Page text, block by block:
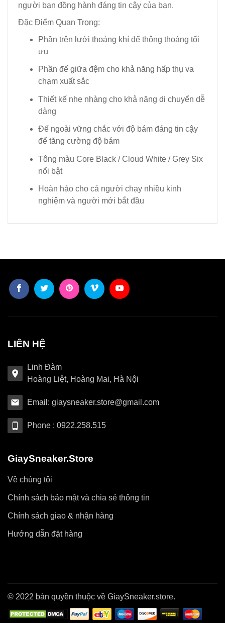
người bạn đồng hành đáng tin cậy của bạn.
Đặc Điểm Quan Trọng:
Phần trên lưới thoáng khí để thông thoáng tối
ưu
Phần đế giữa đệm cho khả năng hấp thụ va
chạm xuất sắc
Thiết kế nhẹ nhàng cho khả năng di chuyển dễ
dàng
Đế ngoài vững chắc với độ bám đáng tin cậy
để tăng cường độ bám
Tông màu Core Black / Cloud White / Grey Six
nổi bật
Hoàn hảo cho cả người chạy nhiều kinh
nghiệm và người mới bắt đầu
LIÊN HỆ
Linh Đàm
Hoàng Liệt, Hoàng Mai, Hà Nội
Email: giaysneaker.store@gmail.com
Phone : 0922.258.515
GiaySneaker.Store
Về chúng tôi
Chính sách bảo mật và chia sẻ thông tin
Chính sách giao & nhận hàng
Hướng dẫn đặt hàng
© 2022 bản quyền thuộc về GiaySneaker.store.